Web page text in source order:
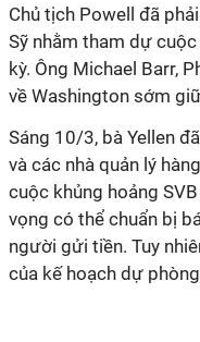
Chủ tịch Powell đã
Sỹ nhằm tham dự
kỳ. Ông Michael Barr,
về Washington sớm
Sáng 10/3, bà Yellen
và các nhà quản lý
cuộc khủng hoảng
vọng có thể chuẩn bị
người gửi tiền. Tuy
của kế hoạch dự